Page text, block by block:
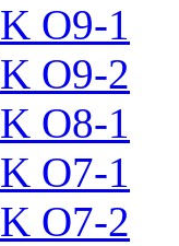
O9-1
O9-2
O8-1
O7-1
O7-2